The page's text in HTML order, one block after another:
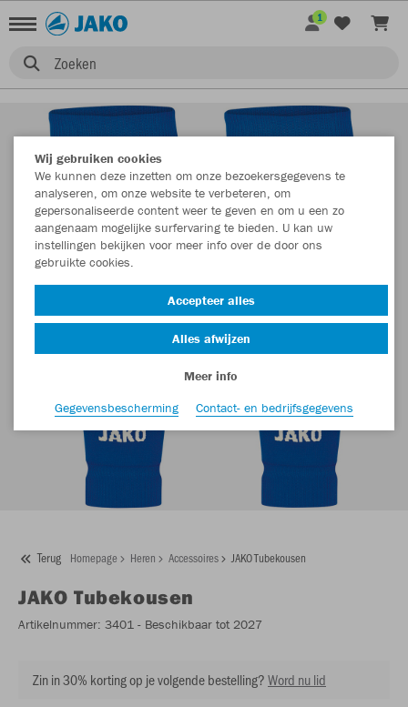
Zoeken
1
Terug Homepage Heren Accessoires JAKO Tubekousen
JAKO Tubekousen
Artikelnummer: 3401 - Beschikbaar tot 2027
Zin in 30% korting op je volgende bestelling?Word nu lid
Wij gebruiken cookies
We kunnen deze inzetten om onze bezoekersgegevens te
analyseren, om onze website te verbeteren, om
gepersonaliseerde content weer te geven en om u een zo
aangenaam mogelijke surfervaring te bieden. U kan uw
instellingen bekijken voor meer info over de door ons
gebruikte cookies.
Accepteer alles
Alles afwijzen
Meer info
Gegevensbescherming
Contact- en bedrijfsgegevens